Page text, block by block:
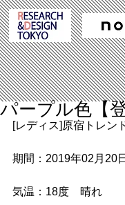
パープル色【登
[レディス]原宿トレン
期間：2019年02月20
気温：18度　晴れ